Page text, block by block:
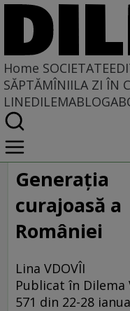
Home SOCIETATE
SĂPTĂMÎNIILA ZI ÎN
LINEDILEMABLOG
Home
Societate
LA SINGULAR ȘI LA
Generaţia
curajoasă a
României
Lina VDOVÎI
Publicat în Dilema
571 din 22-28